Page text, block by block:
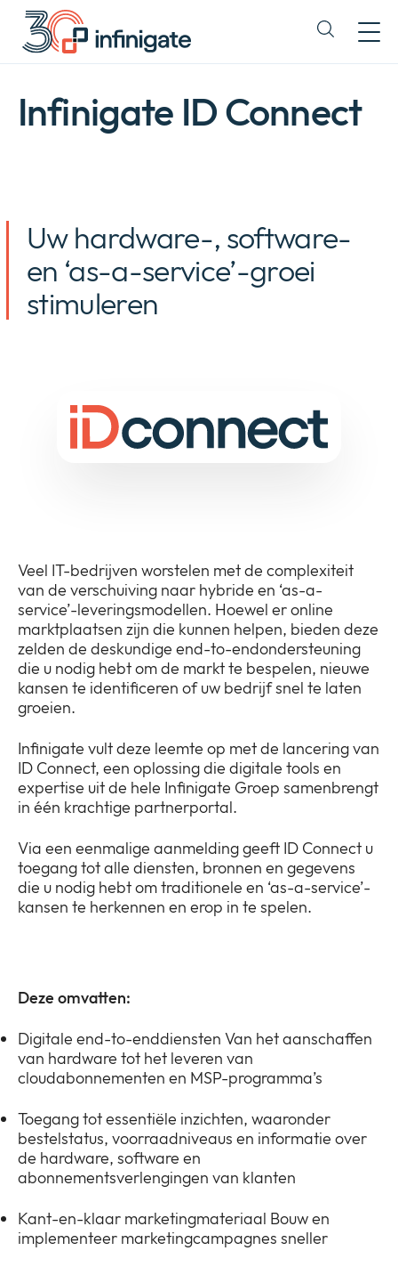
Direct
doorgaan
naar
content
Expand
sub
menu
a
Infinigate ID Connect
Uw hardware-, software-
en ‘as-a-service’-groei
stimuleren
Veel IT-bedrijven worstelen met de complexiteit
van de verschuiving naar hybride en ‘as-a-
service’-leveringsmodellen. Hoewel er online
marktplaatsen zijn die kunnen helpen, bieden deze
zelden de deskundige end-to-endondersteuning
die u nodig hebt om de markt te bespelen, nieuwe
kansen te identificeren of uw bedrijf snel te laten
groeien.
Infinigate vult deze leemte op met de lancering van
ID Connect, een oplossing die digitale tools en
expertise uit de hele Infinigate Groep samenbrengt
in één krachtige partnerportal.
Via een eenmalige aanmelding geeft ID Connect u
toegang tot alle diensten, bronnen en gegevens
die u nodig hebt om traditionele en ‘as-a-service’-
kansen te herkennen en erop in te spelen.
Deze omvatten:
Digitale end-to-enddiensten Van het aanschaffen
van hardware tot het leveren van
cloudabonnementen en MSP-programma’s
Toegang tot essentiële inzichten, waaronder
bestelstatus, voorraadniveaus en informatie over
de hardware, software en
abonnementsverlengingen van klanten
Kant-en-klaar marketingmateriaal Bouw en
implementeer marketingcampagnes sneller